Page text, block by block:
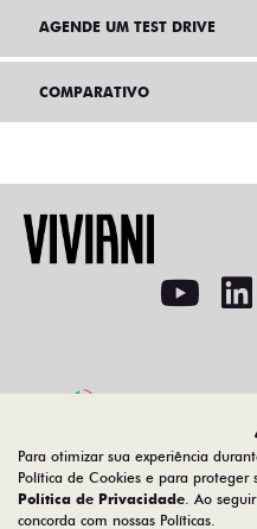
AGENDE UM TEST DRIVE
COMPARATIVO
No trânsito,
Para otimizar sua experiência
Política de Cookies e para proteger
Política de Privacidade. Ao
concorda com nossas Políticas.